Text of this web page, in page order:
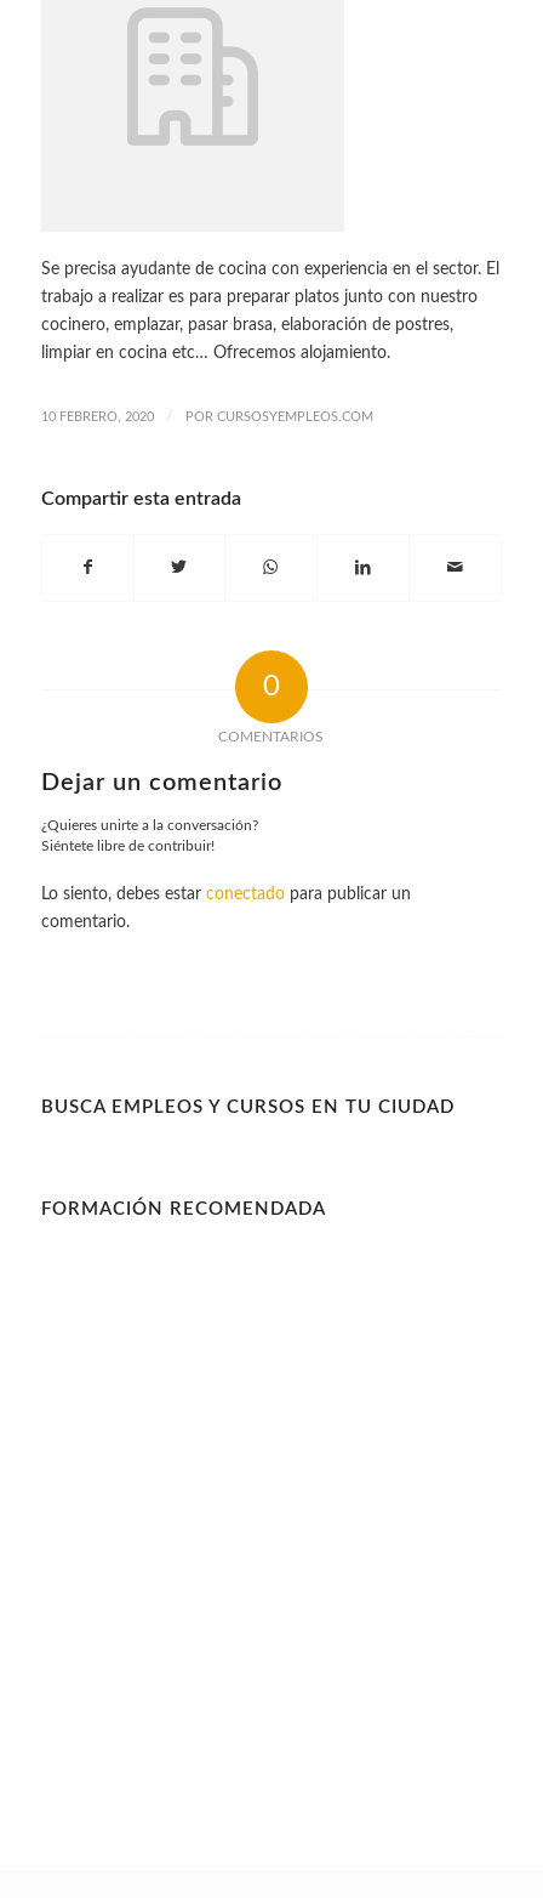
Se precisa ayudante de cocina con experiencia en el sector. El
trabajo a realizar es para preparar platos junto con nuestro
cocinero, emplazar, pasar brasa, elaboración de postres,
limpiar en cocina etc… Ofrecemos alojamiento.
10 FEBRERO, 2020 / POR CURSOSYEMPLEOS.COM
Compartir esta entrada
0
COMENTARIOS
Dejar un comentario
¿Quieres unirte a la conversación?
Siéntete libre de contribuir!
Lo siento, debes estar conectadopara publicar un
comentario.
BUSCA EMPLEOS Y CURSOS EN TU CIUDAD
FORMACIÓN RECOMENDADA